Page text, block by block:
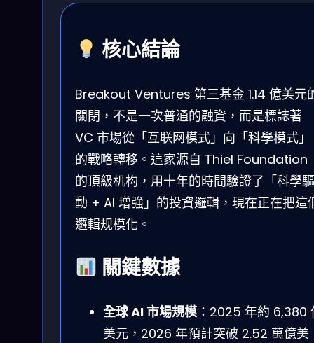
核心結論
Breakout Ventures 第三基金 1.14 億美元
關閉，不是一次普通的融資，而是標誌著
VC 市場從「互联网模式」向「科學模式」
的戰略轉移。這家源自 Thiel Foundation
的頂級机构，用十年的時間驗證了「科學驅
動 + AI 增強」的投資邏輯，現在正在把這
邏輯规模化。
關鍵數據
全球 AI 市場規模 ：2025 年約 6,380
美元，2026 年預計突破 2.52 萬億美